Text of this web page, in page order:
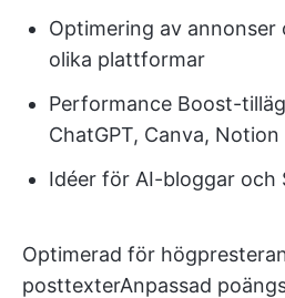
Optimering av
olika plattformar
Performance Boost-
ChatGPT, Canva, Notion
Idéer för AI-bloggar och
Optimerad för
posttexterAnpassad